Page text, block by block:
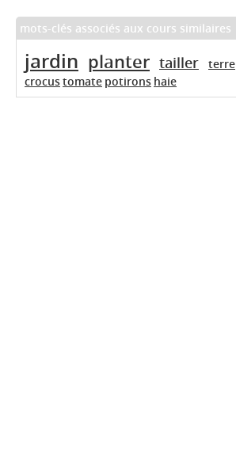
mots-clés associés aux cours similaires
jardin planter tailler terre
crocustomate potirons haie